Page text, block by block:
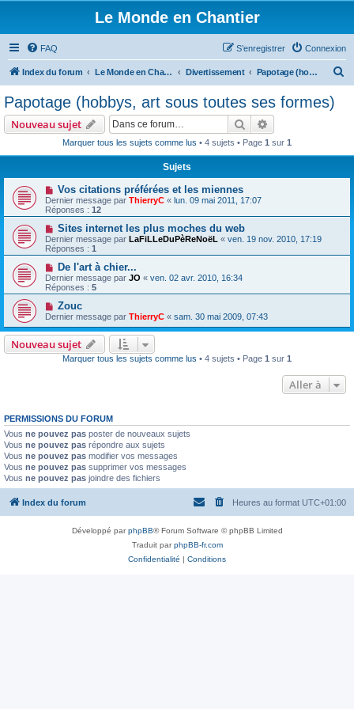
Le Monde en Chantier
FAQ Connexion
S’enregistrer
Index du forum Le Monde en Chantier Divertissement Papotage (hobbys, art sous toutes ses formes)
Papotage (hobbys, art sous toutes ses formes)
Nouveau sujet Rechercher
Marquer tous les sujets comme lus • 4 sujets • Page 1 sur 1
Sujets
Vos citations préférées et les miennes
Dernier message par ThierryC « lun. 09 mai 2011, 17:07
Réponses : 12
Sites internet les plus moches du web
Dernier message par LaFiLLeDuPèReNoëL « ven. 19 nov. 2010, 17:19
Réponses : 1
De l'art à chier...
Dernier message par JO « ven. 02 avr. 2010, 16:34
Réponses : 5
Zouc
Dernier message par ThierryC « sam. 30 mai 2009, 07:43
Nouveau sujet
Marquer tous les sujets comme lus • 4 sujets • Page 1 sur 1
Aller à
PERMISSIONS DU FORUM
Vous ne pouvez pas poster de nouveaux sujets
Vous ne pouvez pas répondre aux sujets
Vous ne pouvez pas modifier vos messages
Vous ne pouvez pas supprimer vos messages
Vous ne pouvez pas joindre des fichiers
Index du forum Heures au format UTC+01:00
Développé parphpBB® Forum Software © phpBB Limited
Traduit parphpBB-fr.com
Confidentialité | Conditions